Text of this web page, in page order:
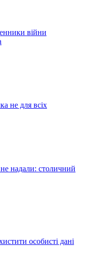
війни
не для всіх
надали: столичний
особисті дані